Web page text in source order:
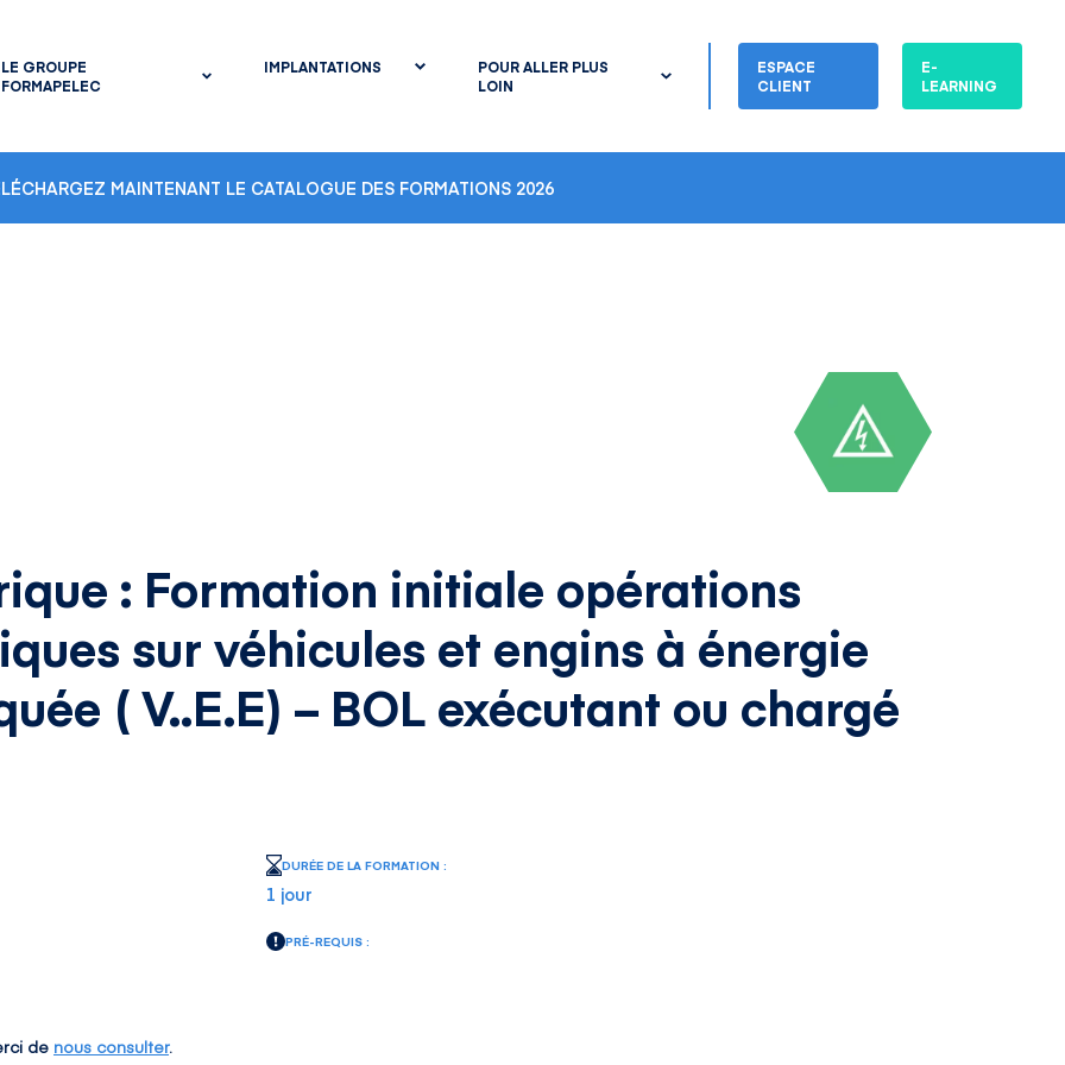
LE GROUPE
FORMAPELEC
IMPLANTATIONS
POUR ALLER PLUS
LOIN
ESPACE
CLIENT
E-
LEARNING
MAINTENANT LE CATALOGUE DES FORMATIONS 2026
: Formation initiale opérations
sur véhicules et engins à énergie
( V..E.E) – BOL exécutant ou chargé
DURÉE DE LA FORMATION :
1 jour
PRÉ-REQUIS :
de nous consulter.